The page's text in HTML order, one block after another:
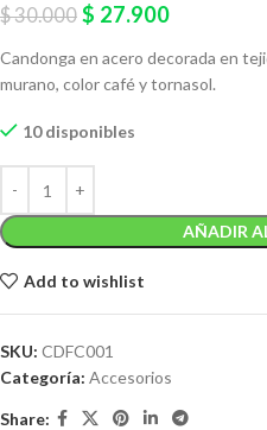
$30.000 $ 27.900
Candonga en acero decorada en
murano, color café y tornasol.
10 disponibles
AÑADIR
Add to wishlist
SKU: CDFC001
Categoría: Accesorios
Share: